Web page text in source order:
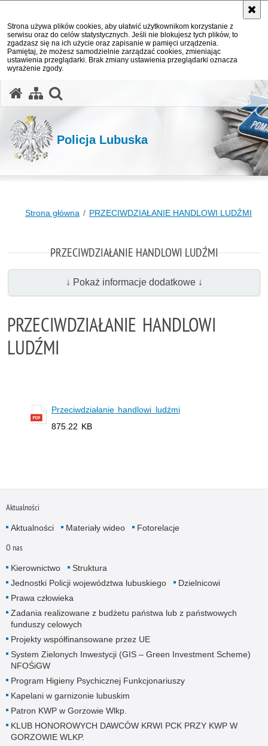
Strona używa plików cookies, aby ułatwić użytkownikom korzystanie z
serwisu oraz do celów statystycznych. Jeśli nie blokujesz tych plików, to
zgadzasz się na ich użycie oraz zapisanie w pamięci urządzenia.
Pamiętaj, że możesz samodzielnie zarządzać cookies, zmieniając
ustawienia przeglądarki. Brak zmiany ustawienia przeglądarki oznacza
wyrażenie zgody.
Policja Lubuska
Strona główna PRZECIWDZIAŁANIE HANDLOWI LUDŹMI
PRZECIWDZIAŁANIE HANDLOWI LUDŹMI
↓ Pokaż informacje dodatkowe ↓
PRZECIWDZIAŁANIE HANDLOWI
LUDŹMI
Przeciwdziałanie handlowi ludźmi
875.22 KB
Aktualności
Aktualności Materiały wideo Fotorelacje
O nas
Kierownictwo
Struktura
Jednostki Policji województwa lubuskiego
Dzielnicowi
Prawa człowieka
Zadania realizowane z budżetu państwa lub z państwowych
funduszy celowych
Projekty współfinansowane przez UE
System Zielonych Inwestycji (GIS – Green Investment Scheme)
NFOŚiGW
Program Higieny Psychicznej Funkcjonariuszy
Kapelani w garnizonie lubuskim
Patron KWP w Gorzowie Wlkp.
KLUB HONOROWYCH DAWCÓW KRWI PCK PRZY KWP W
GORZOWIE WLKP.